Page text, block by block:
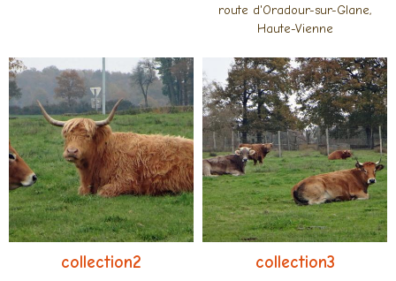
route d'Oradour-sur-Glane,
Haute-Vienne
collection2 collection3